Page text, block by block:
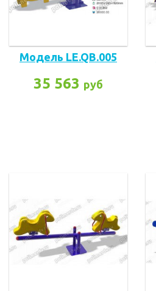
Модель LE.QB.005
35 563 руб